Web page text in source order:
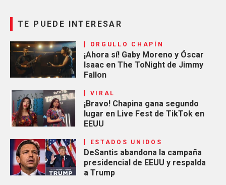
TE PUEDE INTERESAR
ORGULLO CHAPÍN
¡Ahora sí! Gaby Moreno y Óscar
Isaac en The ToNight de Jimmy
Fallon
VIRAL
¡Bravo! Chapina gana segundo
lugar en Live Fest de TikTok en
EEUU
ESTADOS UNIDOS
DeSantis abandona la campaña
presidencial de EEUU y respalda
a Trump